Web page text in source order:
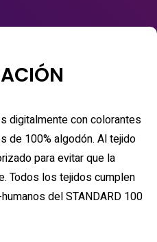
digitalmente con colorantes
de 100% algodón. Al tejido
para evitar que la
Todos los tejidos cumplen
del STANDARD 100